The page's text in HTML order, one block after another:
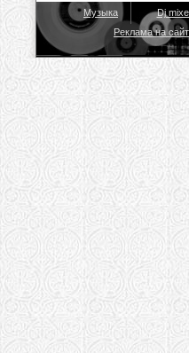
Музыка Dj
Реклама на